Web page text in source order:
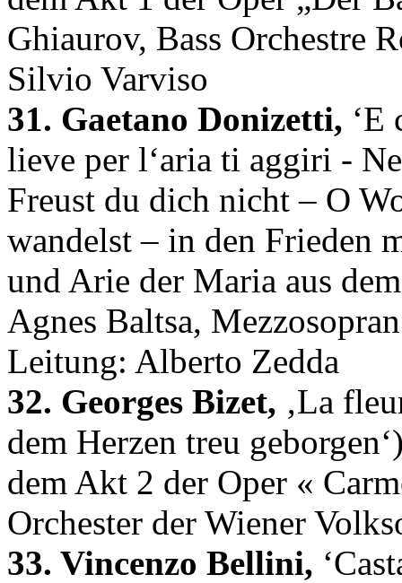
Ghiaurov, Bass Orchestre
Silvio Varviso
31. Gaetano Donizetti, ‘E
lieve per l‘aria ti aggiri -
Freust du dich nicht – O
wandelst – in den Frieden
und Arie der Maria aus
Agnes Baltsa,
Leitung: Alberto Zedda
32. Georges Bizet, ‚La
dem Herzen treu
dem Akt 2 der Oper «
Orchester der Wiener
33. Vincenzo Bellini,